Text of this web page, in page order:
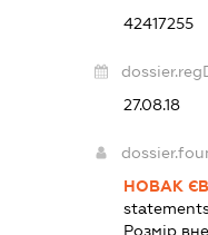
42417255
27.08.18
НОВАК
Розмір